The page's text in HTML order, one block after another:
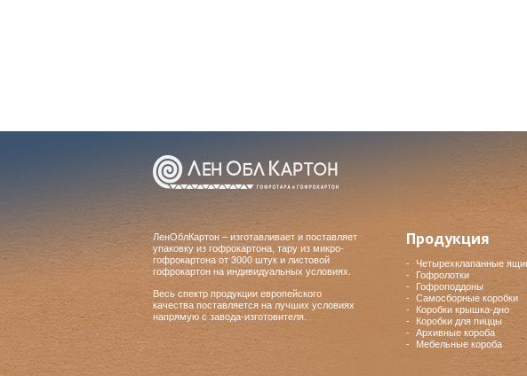
ЛенОблКартон – изготавливает и поставляет
упаковку из гофрокартона, тару из микро-
гофрокартона от 3000 штук и листовой
гофрокартон на индивидуальных условиях.
Весь спектр продукции европейского
качества поставляется на лучших условиях
напрямую с завода-изготовителя.
Продукция
Четырехклапанные
Гофролотки
Гофроподдоны
Самосборные коробки
Коробки крышка-дно
Коробки для пиццы
Архивные короба
Мебельные короба